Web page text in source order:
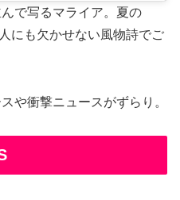
で写るマライア。夏の
にも欠かせない風物詩でご
や衝撃ニュースがずらり。